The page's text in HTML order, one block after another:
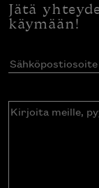
Jätä
käymään!
Sähköpostiosoite
Kirjoita